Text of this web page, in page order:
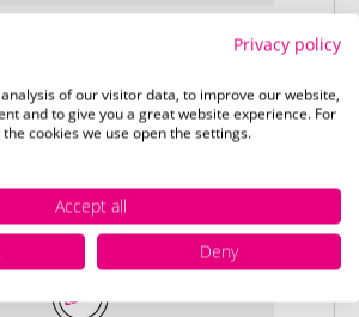
gewünschten
und passen Sie diese
legen Sie die konfigurierten
Warenkorb.
Privacy policy
of our visitor data, to improve our website,
and to give you a great website experience. For
cookies we use open the settings.
Accept all
Deny